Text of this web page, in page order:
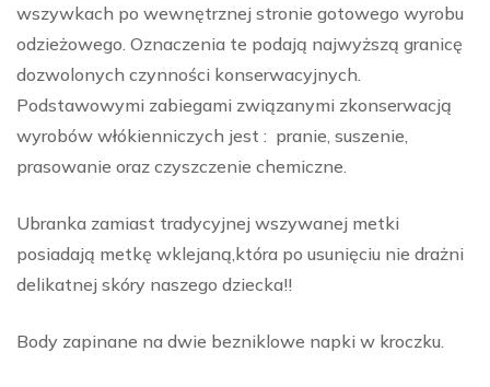
wszywkach po wewnętrznej stronie gotowego wyrobu
odzieżowego. Oznaczenia te podają najwyższą granicę
dozwolonych czynności konserwacyjnych.
Podstawowymi zabiegami związanymi zkonserwacją
wyrobów włókienniczych jest : pranie, suszenie,
prasowanie oraz czyszczenie chemiczne.
Ubranka zamiast tradycyjnej wszywanej metki
posiadają metkę wklejaną,która po usunięciu nie drażni
delikatnej skóry naszego dziecka!!
Body zapinane na dwie bezniklowe napki w kroczku.